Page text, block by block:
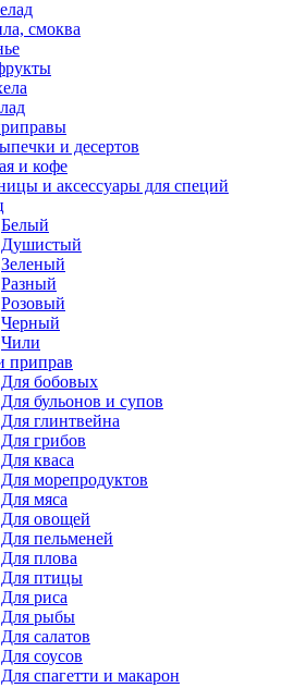
смоква
и десертов
и кофе
и аксессуары для специй
Белый
Душистый
Зеленый
Разный
Розовый
Черный
Чили
приправ
Для бобовых
Для бульонов и супов
Для глинтвейна
Для грибов
Для кваса
Для морепродуктов
Для мяса
Для овощей
Для пельменей
Для плова
Для птицы
Для риса
Для рыбы
Для салатов
Для соусов
Для спагетти и макарон